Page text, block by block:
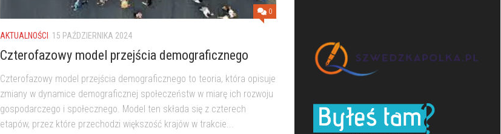
0
AKTUALNOŚCI 15 PAŹDZIERNIKA 2024
Czterofazowy model przejścia demograficznego
Czterofazowy model przejścia demograficznego to teoria, która opisuje
zmiany w dynamice demograficznej społeczeństw w miarę ich rozwoju
gospodarczego i społecznego. Model ten składa się z czterech
etapów, przez które przechodzi większość krajów w trakcie...